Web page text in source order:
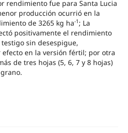
rendimiento fue para Santa Lucia
producción ocurrió en la
de 3265 kg ha-1 ; La
positivamente el rendimiento
sin desespigue,
en la versión fértil; por otra
de tres hojas (5, 6, 7 y 8 hojas)